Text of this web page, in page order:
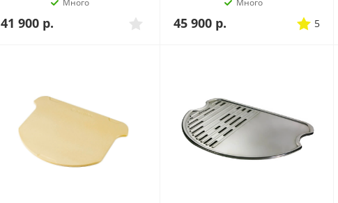
Много
41 900р.
Много
45 900 р. 5